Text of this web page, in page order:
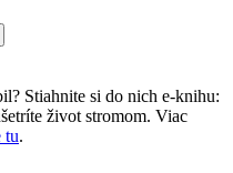
Stiahnite si do nich e-knihu:
život stromom. Viac
tu.